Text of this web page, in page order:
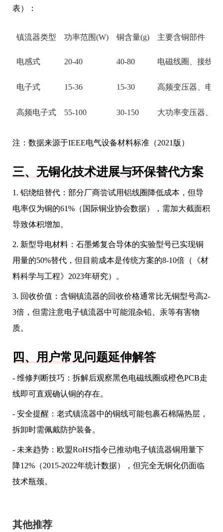
表）：
镇流器类型 功率范围(W) 铜含量(g) 主要含铜部件
电感式 20-40 40-80 电磁线圈、接线端
电子式 15-36 15-30 高频变压器、电路
高频电子式 55-100 30-150 大功率变压器、散
注：数据来源于IEEE电气设备材料标准（2021版）
三、无铜化技术进展与环保替代方案
1. 铝绕组替代：部分厂商尝试用铝线圈降低成本，但导
电率仅为铜的61%（国际铜业协会数据），需加大截面积
导致体积增加。
2. 新型导电材料：石墨烯复合导体的实验型号已实现铜
用量的50%替代，但目前成本是传统方案的8-10倍（《材
料科学与工程》2023年研究）。
3. 回收价值：含铜镇流器的回收价格通常比无铜型号高2-
3倍，但需注意电子镇流器中可能混杂铅、汞等有害物
质。
四、用户常见问题延伸解答
- 维修判断技巧：拆解后观察黑色电磁线圈或橙色PCB走
线即可直观确认铜的存在。
- 安全提醒：老式镇流器中的铜线可能包裹石棉隔热层，
拆卸时需佩戴防护装备。
- 未来趋势：欧盟RoHS指令已推动电子镇流器铜用量下
降12%（2015-2022年统计数据），但完全无铜化仍面临
技术瓶颈。
其他推荐